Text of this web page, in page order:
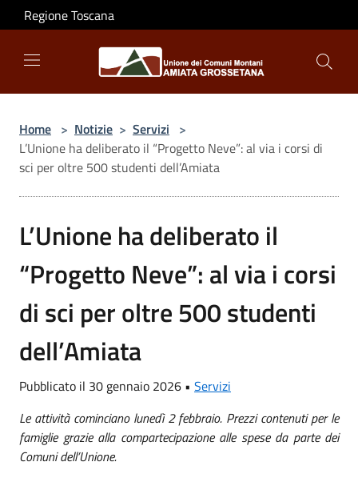
Salta al contenuto principale
Regione Toscana
Home > Notizie > Servizi >
L’Unione ha deliberato il “Progetto Neve”: al via i corsi di
sci per oltre 500 studenti dell’Amiata
L’Unione ha deliberato il
“Progetto Neve”: al via i corsi
di sci per oltre 500 studenti
dell’Amiata
Pubblicato il 30 gennaio 2026 • Servizi
Le attività cominciano lunedì 2 febbraio. Prezzi contenuti per le
famiglie grazie alla compartecipazione alle spese da parte dei
Comuni dell’Unione.